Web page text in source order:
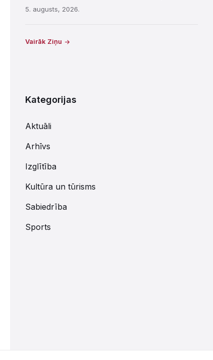
5. augusts, 2026.
Vairāk Ziņu
Kategorijas
Aktuāli
Arhīvs
Izglītība
Kultūra un tūrisms
Sabiedrība
Sports